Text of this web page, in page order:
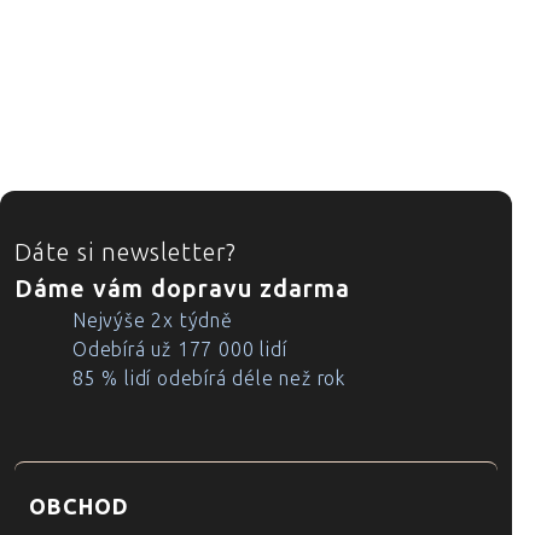
ZÁPATÍ
Dáte si newsletter?
Dáme vám dopravu zdarma
Nejvýše 2x týdně
Odebírá už 177 000 lidí
85 % lidí odebírá déle než rok
OBCHOD